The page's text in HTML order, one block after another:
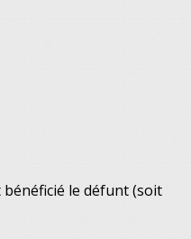
le défunt (soit